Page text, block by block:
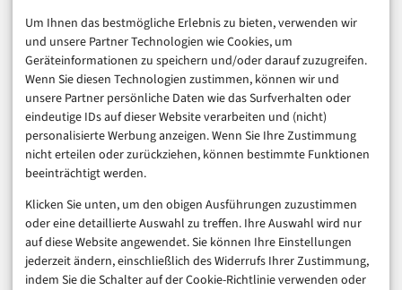
Um Ihnen das bestmögliche Erlebnis zu bieten, verwenden wir
und unsere Partner Technologien wie Cookies, um
Geräteinformationen zu speichern und/oder darauf zuzugreifen.
Wenn Sie diesen Technologien zustimmen, können wir und
unsere Partner persönliche Daten wie das Surfverhalten oder
eindeutige IDs auf dieser Website verarbeiten und (nicht)
personalisierte Werbung anzeigen. Wenn Sie Ihre Zustimmung
nicht erteilen oder zurückziehen, können bestimmte Funktionen
beeinträchtigt werden.
Klicken Sie unten, um den obigen Ausführungen zuzustimmen
oder eine detaillierte Auswahl zu treffen. Ihre Auswahl wird nur
auf diese Website angewendet. Sie können Ihre Einstellungen
jederzeit ändern, einschließlich des Widerrufs Ihrer Zustimmung,
indem Sie die Schalter auf der Cookie-Richtlinie verwenden oder
Consumer & Digital Life
Marketing
Finanzen & FinTech
Business & Karriere
Sicherheit & Recht
Digitalisierung
Marketing
Magazin
Unsere Redaktion
Werbeformate & Media Kit